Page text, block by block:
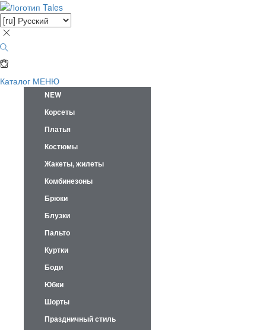
Каталог МЕНЮ
NEW
Корсеты
Платья
Костюмы
Жакеты, жилеты
Комбинезоны
Брюки
Блузки
Пальто
Куртки
Боди
Юбки
Шорты
Праздничный стиль